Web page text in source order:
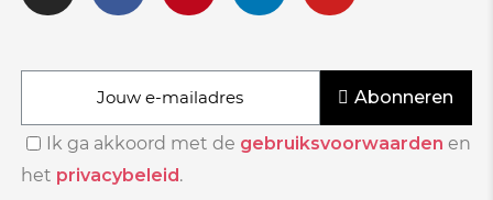
Abonneren
Ik ga akkoord met de gebruiksvoorwaarden en
het privacybeleid.